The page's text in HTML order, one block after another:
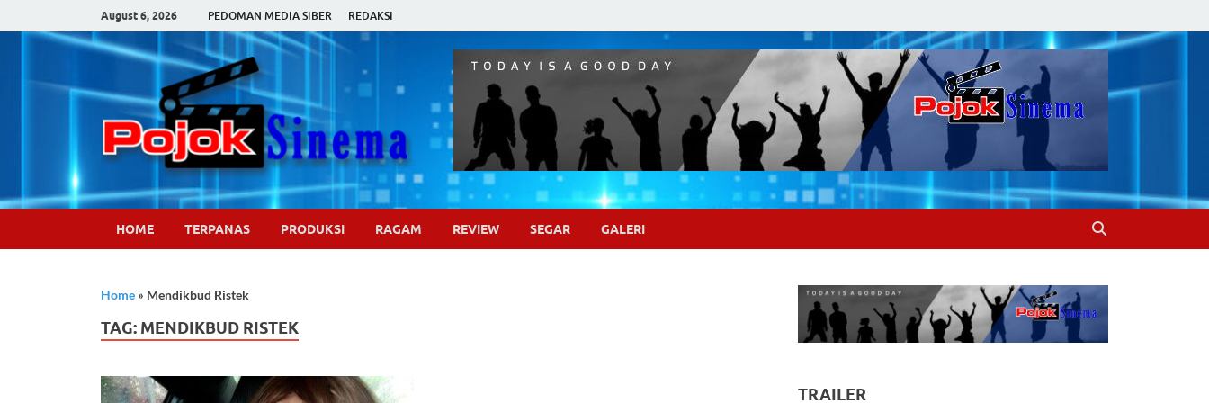
August 6, 2026 PEDOMAN MEDIA SIBER REDAKSI
Pojok Sinema
HOME TERPANAS PRODUKSI RAGAM REVIEW SEGAR GALERI
Home » Mendikbud Ristek
TAG: MENDIKBUD RISTEK
TRAILER